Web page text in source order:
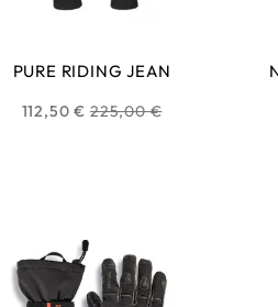
PURE RIDING JEAN
112,50 € Prix
225,00 €